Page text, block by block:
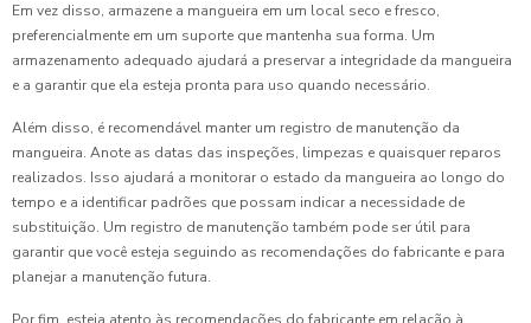
Em vez disso, armazene a mangueira em um local seco e fresco,
preferencialmente em um suporte que mantenha sua forma. Um
armazenamento adequado ajudará a preservar a integridade da mangueira
e a garantir que ela esteja pronta para uso quando necessário.
Além disso, é recomendável manter um registro de manutenção da
mangueira. Anote as datas das inspeções, limpezas e quaisquer reparos
realizados. Isso ajudará a monitorar o estado da mangueira ao longo do
tempo e a identificar padrões que possam indicar a necessidade de
substituição. Um registro de manutenção também pode ser útil para
garantir que você esteja seguindo as recomendações do fabricante e para
planejar a manutenção futura.